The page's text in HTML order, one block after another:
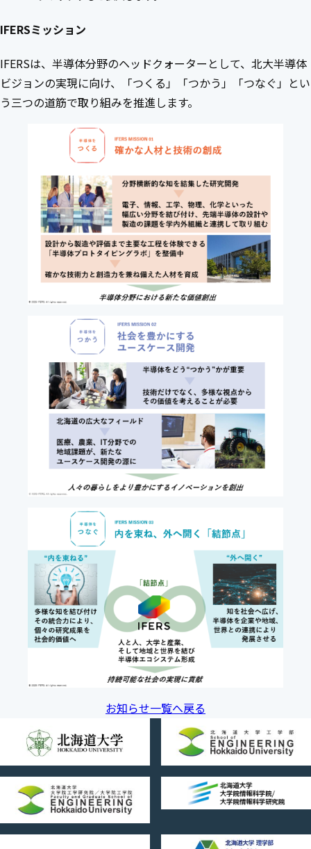
IFERSミッション
IFERSは、半導体分野のヘッドクォーターとして、北大半導体
ビジョンの実現に向け、「つくる」「つかう」「つなぐ」とい
う三つの道筋で取り組みを推進します。
お知らせ一覧へ戻る